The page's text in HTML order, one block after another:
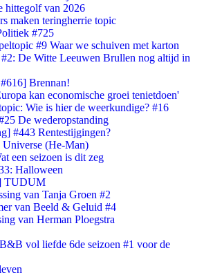
hittegolf van 2026
maken teringherrie topic
#725
#9 Waar we schuiven met karton
De Witte Leeuwen Brullen nog altijd in
Brennan!
kan economische groei tenietdoen'
Wie is hier de weerkundige? #16
De wederopstanding
#443 Rentestijgingen?
Universe (He-Man)
een seizoen is dit zeg
Halloween
TUDUM
van Tanja Groen #2
van Beeld & Geluid #4
van Herman Ploegstra
vol liefde 6de seizoen #1 voor de